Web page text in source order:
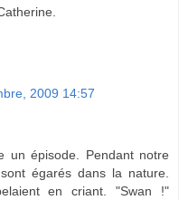
2009 14:57
épisode. Pendant notre
égarés dans la nature.
en criant. "Swan !"